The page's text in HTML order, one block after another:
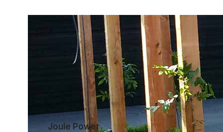
Joule Power